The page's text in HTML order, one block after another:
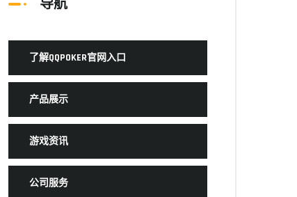
导航
了解QQPOKER官网入口
产品展示
游戏资讯
公司服务